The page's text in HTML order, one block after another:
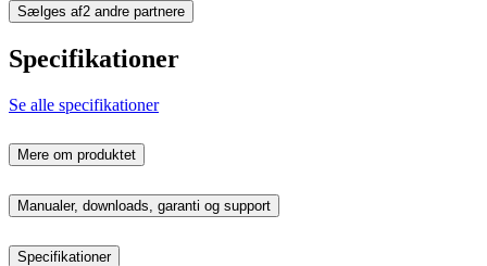
Sælges af2 andre partnere
Specifikationer
Se alle specifikationer
Mere om produktet
Manualer, downloads, garanti og support
Specifikationer